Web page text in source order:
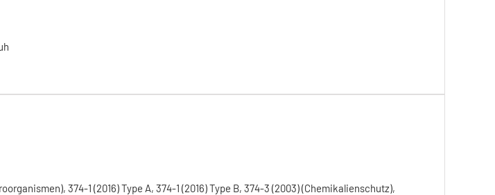
374-1 (2016) Type A, 374-1 (2016) Type B, 374-3 (2003) (Chemikalienschutz),